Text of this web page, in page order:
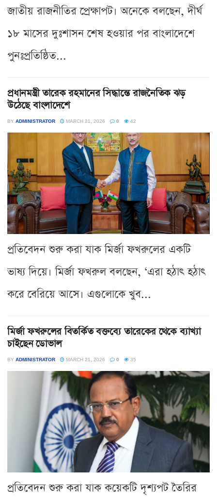
জাতীয় রাজনীতির প্রেক্ষাপট। অনেকে বলছেন, দীর্ঘ
১৮ মাসের দুঃশাসন শেষ হওয়ার পর বাংলাদেশে
পুনঃপ্রতিষ্ঠিত...
প্রধানমন্ত্রী তারেক রহমানের সিদ্ধান্তে রাজনৈতিক ঝড়
উঠেছে বাংলাদেশে
BY ADMINISTRATOR MARCH 21, 2026 0 42
প্রতিবেদন শুরু করা যাক মির্জা ফখরুলের একটি
ভাষ্য দিয়ে। মির্জা ফখরুল বলছেন, ‘এরা হঠাৎ হঠাৎ
করে বেরিয়ে আসে। এগুলোকে খুব...
মির্জা ফখরুলের বিতর্কিত বক্তব্যে তারেকের থেকে ব্যাখ্যা
চাইছেন ডোভাল
BY ADMINISTRATOR MARCH 21, 2026 0 35
প্রতিবেদন শুরু করা যাক কয়েকটি দৃশ্যপট তৈরির